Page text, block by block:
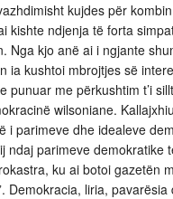
kujdes për
kishte ndjenja të forta
Nga kjo anë ai i ngjante
ia kushtoi mbrojtjes së
punuar me përkushtim t’i
wilsoniane.
i parimeve dhe idealeve
ndaj parimeve demokratike
ku ai botoi gazetën
Demokracia, liria,